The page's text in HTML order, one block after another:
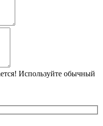
Используйте обычный